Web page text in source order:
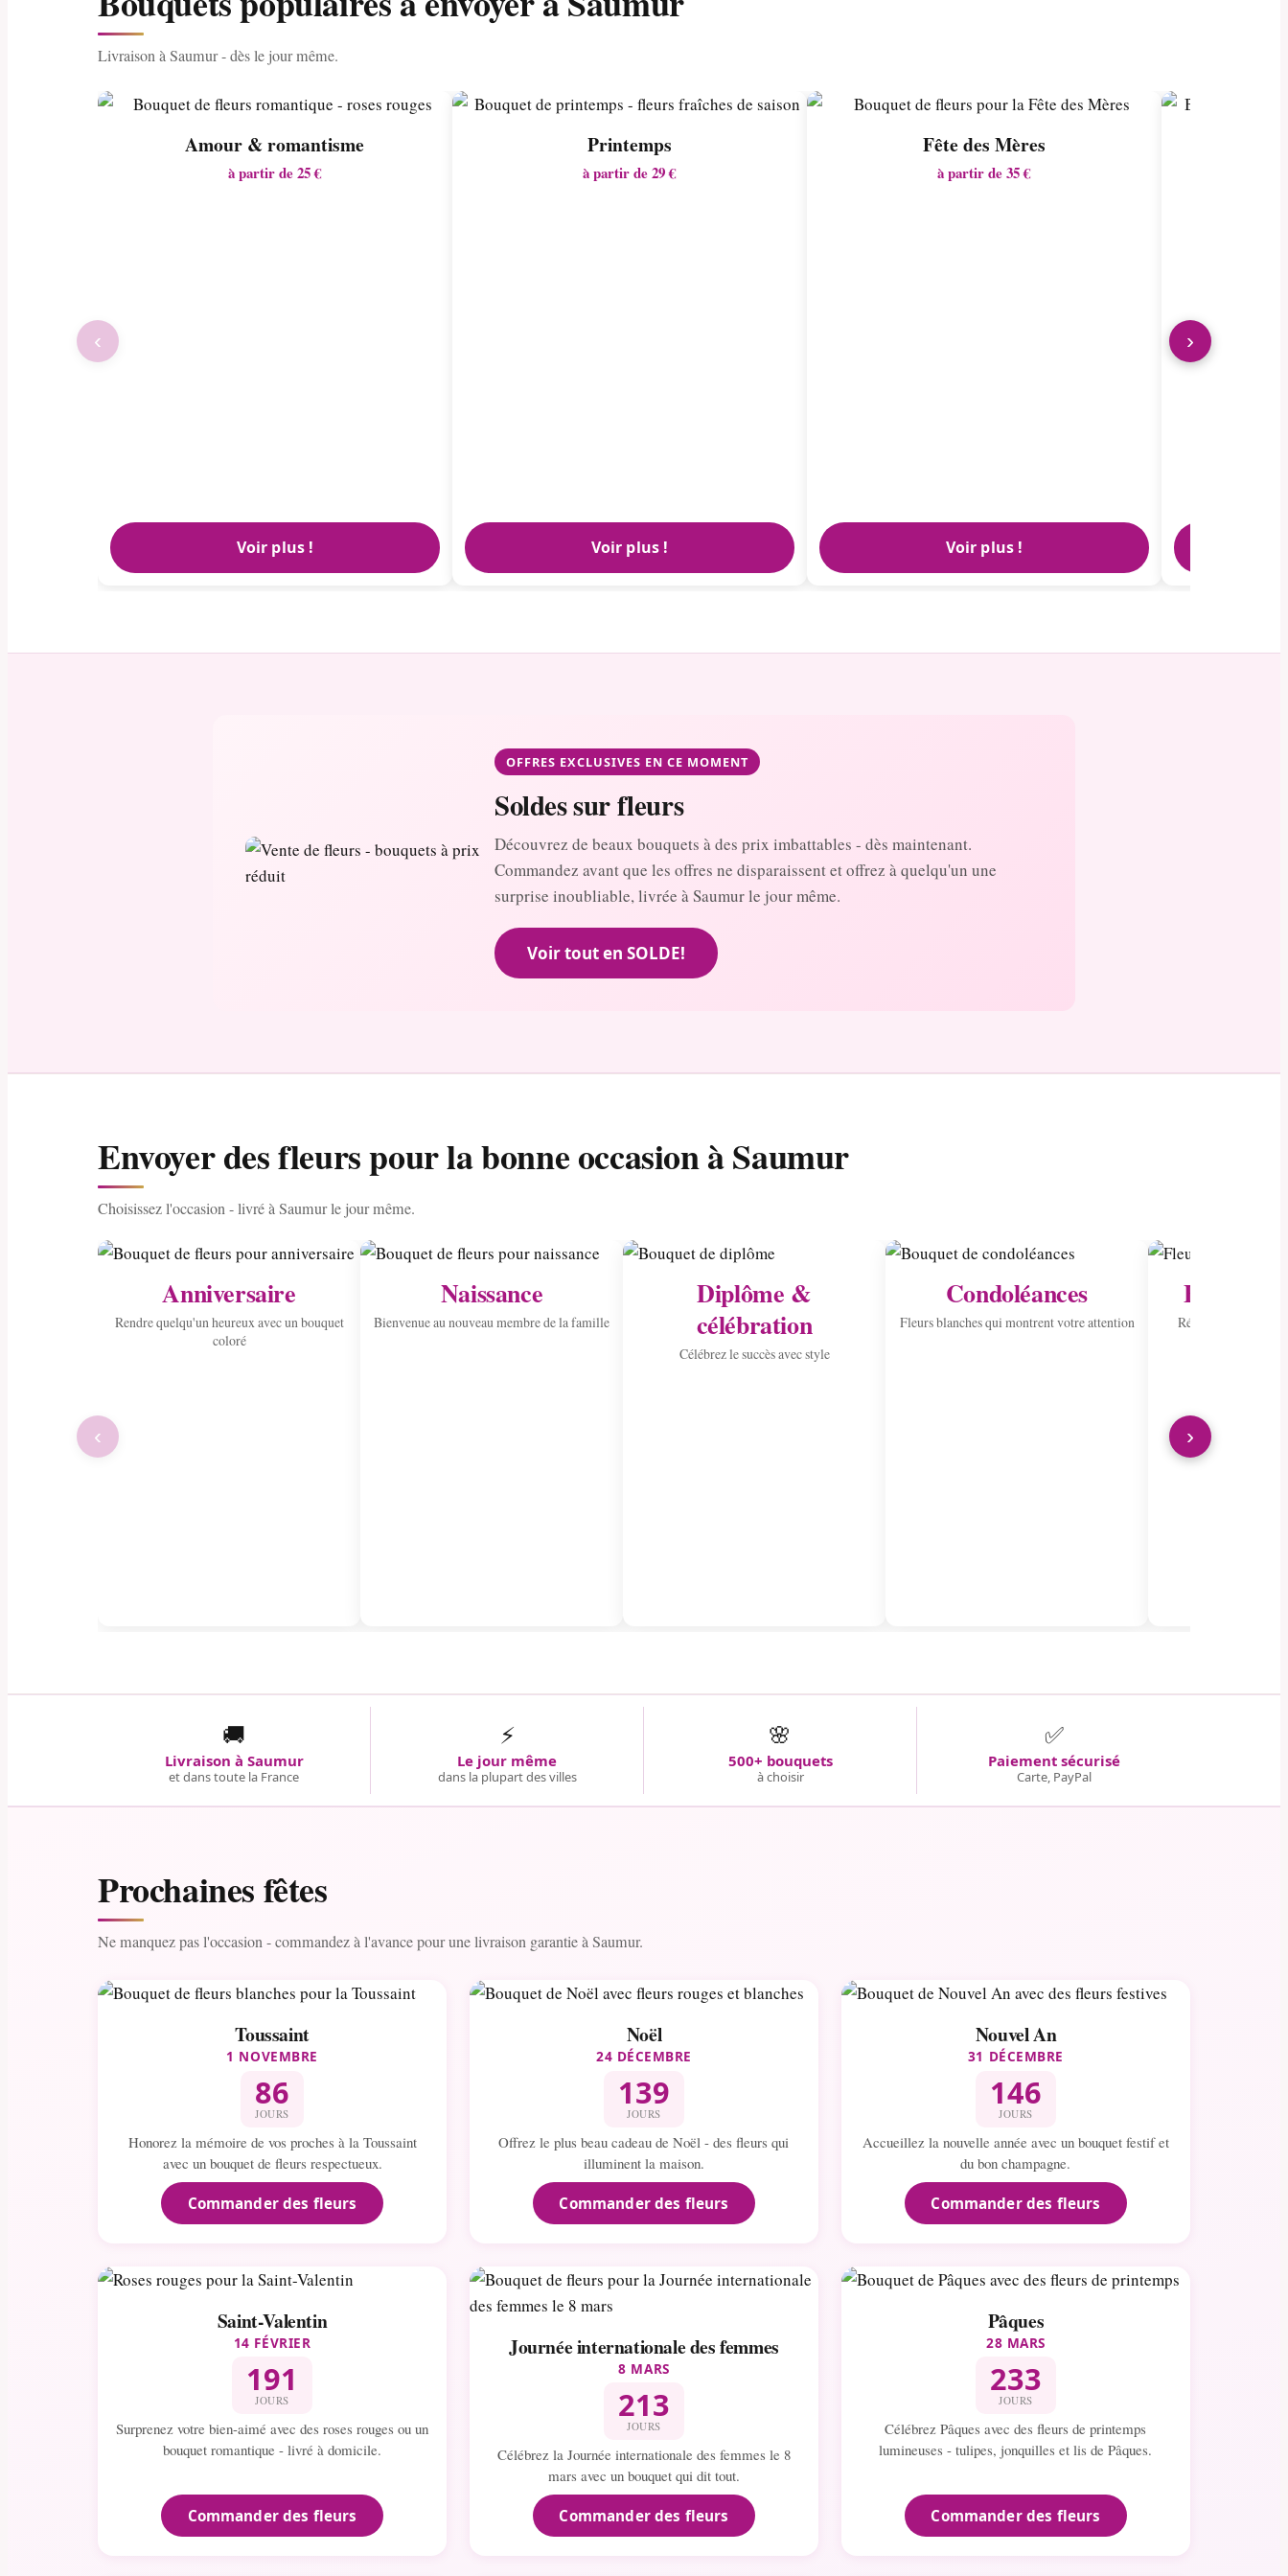
Livraison à Saumur - dès le jour même.
Amour & romantisme
à partir de 25 €
Voir plus !
Printemps
à partir de 29 €
Voir plus !
Fête des Mères
à partir de 35 €
Voir plus !
‹ ›
OFFRES EXCLUSIVES EN CE MOMENT
Soldes sur fleurs
Découvrez de beaux bouquets à des prix imbattables - dès maintenant.
Commandez avant que les offres ne disparaissent et offrez à quelqu'un une
surprise inoubliable, livrée à Saumur le jour même.
Voir tout en SOLDE!
Envoyer des fleurs pour la bonne occasion à Saumur
Choisissez l'occasion - livré à Saumur le jour même.
Anniversaire
Rendre quelqu'un heureux avec un bouquet
coloré
Naissance
Bienvenue au nouveau membre de la famille
Diplôme &
célébration
Célébrez le succès avec style
Condoléances
Fleurs blanches qui montrent votre attention
Envoyer
Répandre la joie
‹ ›
🚚
Livraison à Saumur
et dans toute la France
⚡
Le jour même
dans la plupart des villes
🌸
500+ bouquets
à choisir
✅
Paiement sécurisé
Carte, PayPal
Prochaines fêtes
Ne manquez pas l'occasion - commandez à l'avance pour une livraison garantie à Saumur.
Toussaint
1 NOVEMBRE
86
JOURS
Honorez la mémoire de vos proches à la Toussaint
avec un bouquet de fleurs respectueux.
Commander des fleurs
Noël
24 DÉCEMBRE
139
JOURS
Offrez le plus beau cadeau de Noël - des fleurs qui
illuminent la maison.
Commander des fleurs
Nouvel An
31 DÉCEMBRE
146
JOURS
Accueillez la nouvelle année avec un bouquet festif et
du bon champagne.
Commander des fleurs
Saint-Valentin
14 FÉVRIER
191
JOURS
Surprenez votre bien-aimé avec des roses rouges ou un
bouquet romantique - livré à domicile.
Commander des fleurs
Journée internationale des femmes
8 MARS
213
JOURS
Célébrez la Journée internationale des femmes le 8
mars avec un bouquet qui dit tout.
Commander des fleurs
Pâques
28 MARS
233
JOURS
Célébrez Pâques avec des fleurs de printemps
lumineuses - tulipes, jonquilles et lis de Pâques.
Commander des fleurs